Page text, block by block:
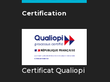
Certification
Certificat Qualiopi